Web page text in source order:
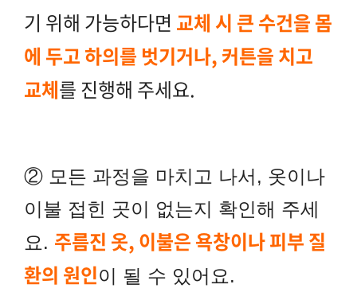
기 위해 가능하다면 교체 시 큰 수건을 몸
에 두고 하의를 벗기거나, 커튼을 치고
교체를 진행해 주세요.
② 모든 과정을 마치고 나서, 옷이나
이불 접힌 곳이 없는지 확인해 주세
요. 주름진 옷, 이불은 욕창이나 피부 질
환의 원인이 될 수 있어요.